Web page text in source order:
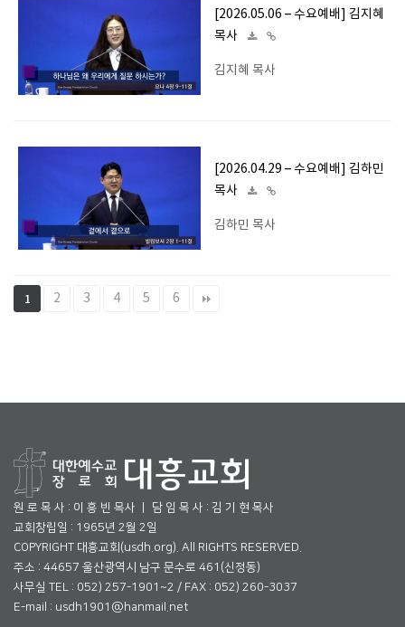
[2026.05.06 – 수요예배] 김지혜
목사
김지혜 목사
[2026.04.29 – 수요예배] 김하민
목사
김하민 목사
1 2 3 4 5 6
원 로 목 사 : 이 흥 빈 목사 ㅣ 담 임 목 사 : 김 기 현 목사
교회창립일 : 1965년 2월 2일
COPYRIGHT 대흥교회(usdh.org). All RIGHTS RESERVED.
주소 : 44657 울산광역시 남구 문수로 461(신정동)
사무실 TEL : 052) 257-1901~2 / FAX : 052) 260-3037
E-mail : usdh1901@hanmail.net